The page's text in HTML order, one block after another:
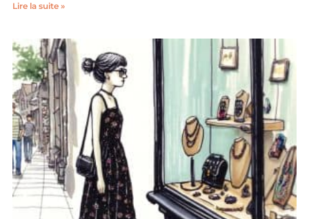
Lire la suite »